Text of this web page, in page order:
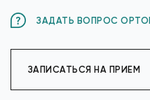
ЗАДАТЬ ВОПРОС
ЗАПИСАТЬСЯ НА ПРИЕМ